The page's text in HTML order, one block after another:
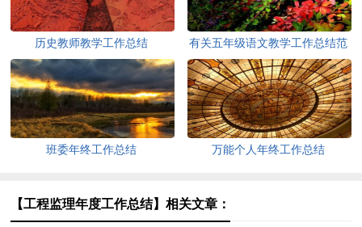
历史教师教学工作总结
有关五年级语文教学工作总结范
文
班委年终工作总结 万能个人年终工作总结
【工程监理年度工作总结】相关文章：